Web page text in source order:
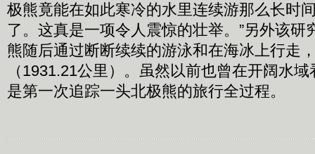
极熊竟能在如此寒冷的水里连续游那么长时
了。这真是一项令人震惊的壮举。”另外该研
熊随后通过断断续续的游泳和在海冰上行走
（1931.21公里）。虽然以前也曾在开阔水
是第一次追踪一头北极熊的旅行全过程。